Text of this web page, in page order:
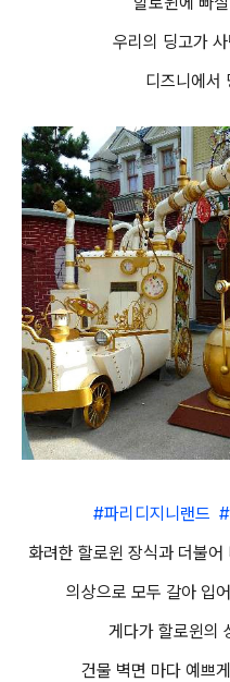
우리의 딩고가
디즈니에서
#파리디지니랜드
화려한 할로윈 장식과 더불
의상으로 모두 갈아 입
게다가 할로윈의
건물 벽면 마다 예쁘